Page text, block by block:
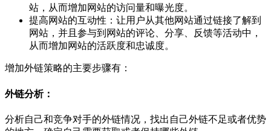
站，从而增加网站的访问量和曝光度。
提高网站的互动性：让用户从其他网站通过链接了解到
网站，并且参与到网站的评论、分享、反馈等活动中，
从而增加网站的活跃度和忠诚度。
增加外链策略的主要步骤有：
外链分析：
分析自己和竞争对手的外链情况，找出自己外链不足或者优势